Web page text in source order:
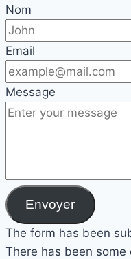
Nom
Email
Message
Envoyer
The form has been
There has been